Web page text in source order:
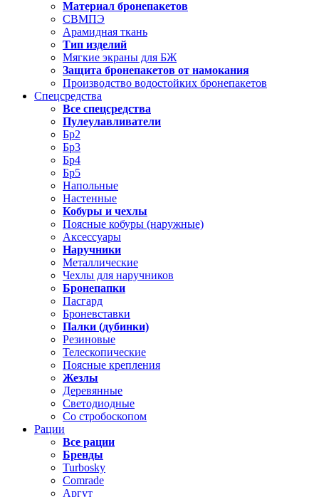
Материал бронепакетов
СВМПЭ
Арамидная ткань
Тип изделий
Мягкие экраны для БЖ
Защита бронепакетов от намокания
Производство водостойких бронепакетов
Спецсредства
Все спецсредства
Пулеулавливатели
Бр2
Бр3
Бр4
Бр5
Напольные
Настенные
Кобуры и чехлы
Поясные кобуры (наружные)
Аксессуары
Наручники
Металлические
Чехлы для наручников
Бронепапки
Пасгард
Броневставки
Палки (дубинки)
Резиновые
Телескопические
Поясные крепления
Жезлы
Деревянные
Светодиодные
Со стробоскопом
Рации
Все рации
Бренды
Turbosky
Comrade
Аргут